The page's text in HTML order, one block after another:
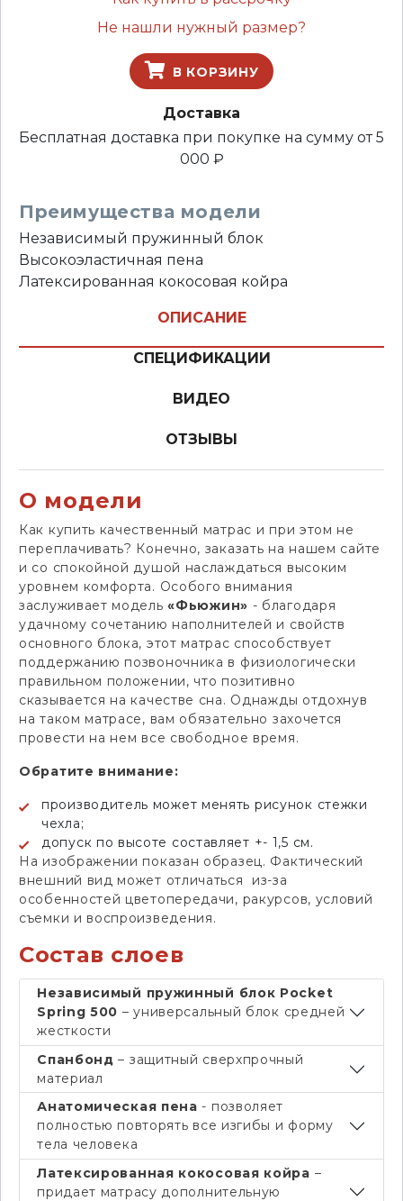
Не нашли нужный размер?
В КОРЗИНУ
Доставка
Бесплатная доставка при покупке на сумму от 5
000 ₽
Преимущества модели
Независимый пружинный блок
Высокоэластичная пена
Латексированная кокосовая койра
ОПИСАНИЕ
СПЕЦИФИКАЦИИ
ВИДЕО
ОТЗЫВЫ
О модели
Как купить качественный матрас и при этом не
переплачивать? Конечно, заказать на нашем сайте
и со спокойной душой наслаждаться высоким
уровнем комфорта. Особого внимания
заслуживает модель«Фьюжин» - благодаря
удачному сочетанию наполнителей и свойств
основного блока, этот матрас способствует
поддержанию позвоночника в физиологически
правильном положении, что позитивно
сказывается на качестве сна. Однажды отдохнув
на таком матрасе, вам обязательно захочется
провести на нем все свободное время.
Обратите внимание:
производитель может менять рисунок стежки
чехла;
допуск по высоте составляет +- 1,5 см.
На изображении показан образец. Фактический
внешний вид может отличаться из-за
особенностей цветопередачи, ракурсов, условий
съемки и воспроизведения.
Состав слоев
Независимый пружинный блок Pocket
Spring 500 – универсальный блок средней
жесткости
Спанбонд – защитный сверхпрочный
материал
Анатомическая пена - позволяет
полностью повторять все изгибы и форму
тела человека
Латексированная кокосовая койра –
придает матрасу дополнительную